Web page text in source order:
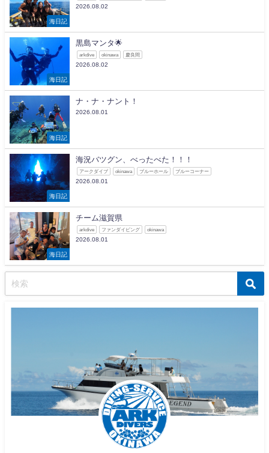
海日記
2026.08.02
海日記
黒島マンタ🌟
arkdive okinawa 慶良間
2026.08.02
海日記
ナ・ナ・ナント！
2026.08.01
海日記
海況バツグン、べったべた！！！
アークダイブ okinawa ブルーホール ブルーコーナー
2026.08.01
海日記
チーム滋賀県
arkdive ファンダイビング okinawa
2026.08.01